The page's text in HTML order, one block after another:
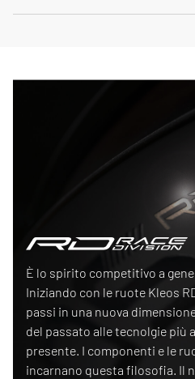
È lo spirito competitivo a
Iniziando con le ruote Kleos
passi in una nuova
del passato alle tecnolgie più
presente. I componenti e le
incarnano questa filosofia. Il